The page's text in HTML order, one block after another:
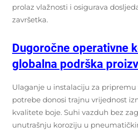
prolaz vlažnosti i osigurava
završetka.
Dugoročne operativne
globalna podrška
Ulaganje u instalaciju za pripremu
potrebe donosi trajnu vrijednost
kvalitete boje. Suhi vazduh bez
unutrašnju koroziju u